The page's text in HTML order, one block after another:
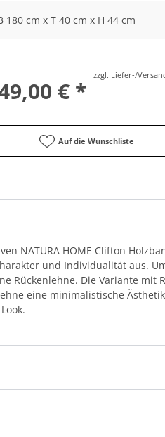
180 cm x T 40 cm x H 44 cm
€ *
zzgl. Liefer-/
Auf die Wunschliste
NATURA HOME Clifton
und Individualität aus.
Rückenlehne. Die Variante mit
eine minimalistische